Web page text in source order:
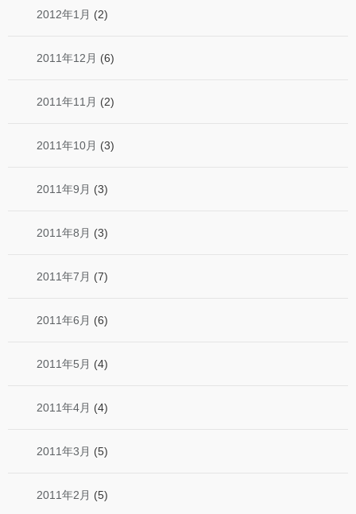
2012年1月 (2)
2011年12月 (6)
2011年11月 (2)
2011年10月 (3)
2011年9月 (3)
2011年8月 (3)
2011年7月 (7)
2011年6月 (6)
2011年5月 (4)
2011年4月 (4)
2011年3月 (5)
2011年2月 (5)